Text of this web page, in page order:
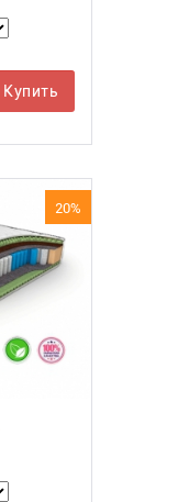
Купить
20%